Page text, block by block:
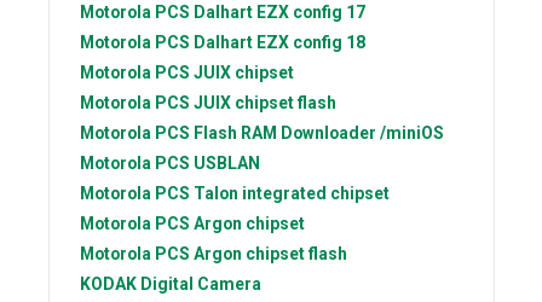
Motorola PCS Dalhart EZX config 17
Motorola PCS Dalhart EZX config 18
Motorola PCS JUIX chipset
Motorola PCS JUIX chipset flash
Motorola PCS Flash RAM Downloader /miniOS
Motorola PCS USBLAN
Motorola PCS Talon integrated chipset
Motorola PCS Argon chipset
Motorola PCS Argon chipset flash
KODAK Digital Camera